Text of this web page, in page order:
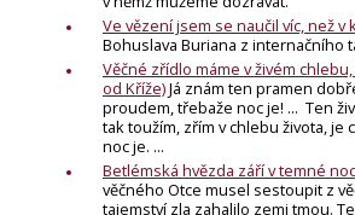
Ve vězení jsem se naučil víc, než v
Bohuslava Buriana z internačního
Věčné zřídlo máme v živém
od Kříže)Já znám ten pramen
proudem, třebaže noc je! ... Ten
tak toužím, zřím v chlebu života, je
noc je. ...
Betlémská hvězda září v temné
věčného Otce musel sestoupit z
tajemství zla zahalilo zemi tmou.